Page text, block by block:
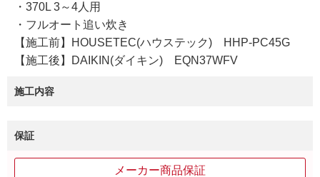
・370L 3～4人用
・フルオート追い炊き
【施工前】HOUSETEC(ハウステック) HHP-PC45G
【施工後】DAIKIN(ダイキン) EQN37WFV
施工内容
保証
メーカー商品保証